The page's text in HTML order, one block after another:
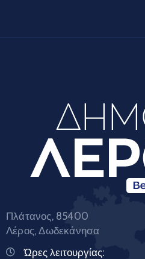
Πλάτανος, 85400
Λέρος, Δωδεκάνησα
Ώρες λειτουργίας: